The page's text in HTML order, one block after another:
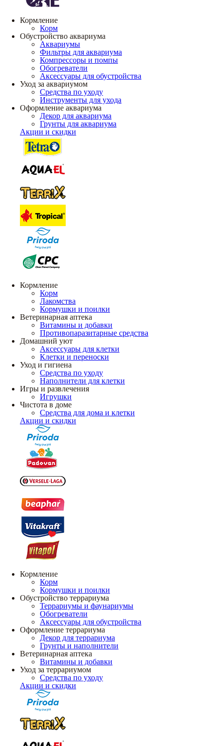
Кормление
Корм
Обустройство аквариума
Аквариумы
Фильтры для аквариума
Компрессоры и помпы
Обогреватели
Аксессуары для обустройства
Уход за аквариумом
Средства по уходу
Инструменты для ухода
Оформление аквариума
Декор для аквариума
Грунты для аквариума
Акции и скидки
Кормление
Корм
Лакомства
Кормушки и поилки
Ветеринарная аптека
Витамины и добавки
Противопаразитарные средства
Домашний уют
Аксессуары для клетки
Клетки и переноски
Уход и гигиена
Средства по уходу
Наполнители для клетки
Игры и развлечения
Игрушки
Чистота в доме
Средства для дома и клетки
Акции и скидки
Кормление
Корм
Кормушки и поилки
Обустройство террариума
Террариумы и фаунариумы
Обогреватели
Аксессуары для обустройства
Оформление террариума
Декор для террариума
Грунты и наполнители
Ветеринарная аптека
Витамины и добавки
Уход за террариумом
Средства по уходу
Акции и скидки